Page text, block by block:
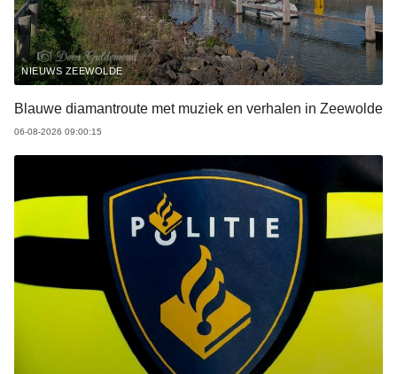
NIEUWS ZEEWOLDE
Blauwe diamantroute met muziek en verhalen in Zeewolde
06-08-2026 09:00:15